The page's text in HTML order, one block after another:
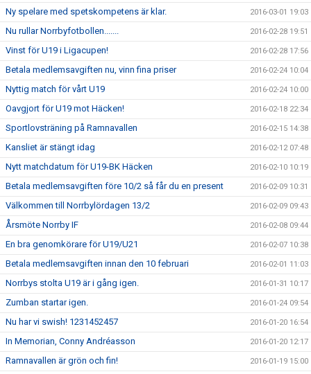
Ny spelare med spetskompetens är klar. 2016-03-01 19:03
Nu rullar Norrbyfotbollen....... 2016-02-28 19:51
Vinst för U19 i Ligacupen! 2016-02-28 17:56
Betala medlemsavgiften nu, vinn fina priser 2016-02-24 10:04
Nyttig match för vårt U19 2016-02-24 10:00
Oavgjort för U19 mot Häcken! 2016-02-18 22:34
Sportlovsträning på Ramnavallen 2016-02-15 14:38
Kansliet är stängt idag 2016-02-12 07:48
Nytt matchdatum för U19-BK Häcken 2016-02-10 10:19
Betala medlemsavgiften före 10/2 så får du en present 2016-02-09 10:31
Välkommen till Norrbylördagen 13/2 2016-02-09 09:43
Årsmöte Norrby IF 2016-02-08 09:44
En bra genomkörare för U19/U21 2016-02-07 10:38
Betala medlemsavgiften innan den 10 februari 2016-02-01 11:03
Norrbys stolta U19 är i gång igen. 2016-01-31 10:17
Zumban startar igen. 2016-01-24 09:54
Nu har vi swish! 1231452457 2016-01-20 16:54
In Memorian, Conny Andréasson 2016-01-20 12:17
Ramnavallen är grön och fin! 2016-01-19 15:00